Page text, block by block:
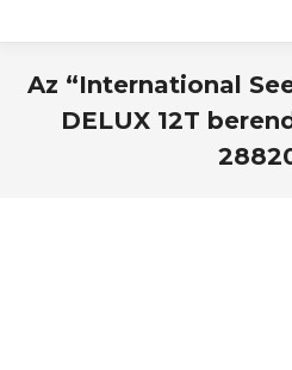
Az “International
DELUX 12T